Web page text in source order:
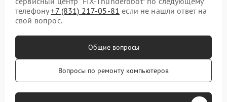
телефону+7 (831) 217-05-81 если не нашли ответ на
свой вопрос.
Общие вопросы
Вопросы по ремонту компьютеров